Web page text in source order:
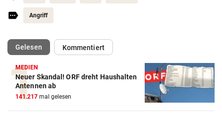
Angriff
Gelesen(ausgewählt)Kommentiert
MEDIEN
Neuer Skandal! ORF dreht Haushalten
Antennen ab
141.217 mal gelesen